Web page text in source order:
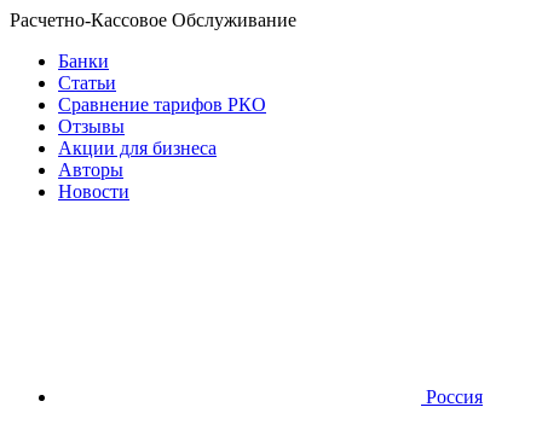
Расчетно-Кассовое Обслуживание
Банки
Статьи
Сравнение тарифов РКО
Отзывы
Акции для бизнеса
Авторы
Новости
Россия